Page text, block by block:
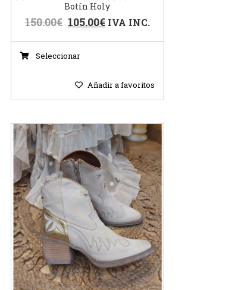
Botín Holy
150.00€ 105.00€ IVA INC.
Seleccionar
Añadir a favoritos